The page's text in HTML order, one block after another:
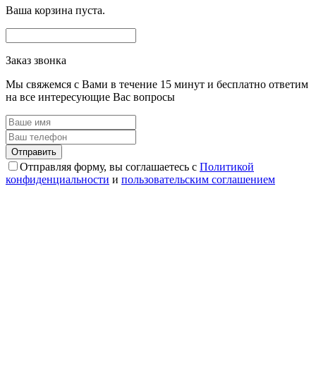
Ваша корзина пуста.
Заказ звонка
Мы свяжемся с Вами в течение 15 минут и бесплатно ответим
на все интересующие Вас вопросы
Отправляя форму, вы соглашаетесь с Политикой
конфиденциальности и пользовательским соглашением